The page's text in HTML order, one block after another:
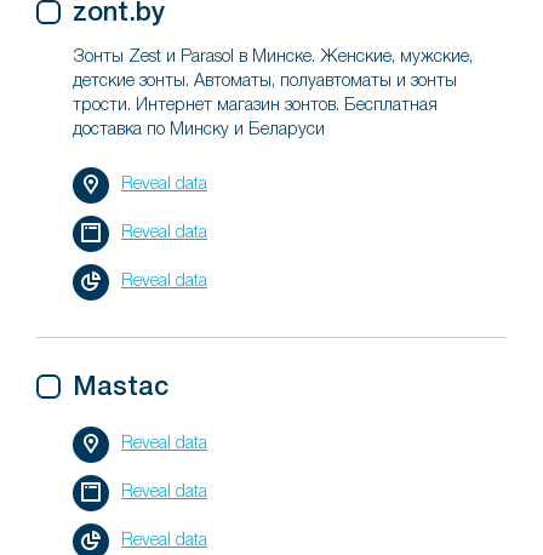
zont.by
Зонты Zest и Parasol в Минске. Женские, мужские,
детские зонты. Автоматы, полуавтоматы и зонты
трости. Интернет магазин зонтов. Бесплатная
доставка по Минску и Беларуси
Reveal data
Reveal data
Reveal data
Mastac
Reveal data
Reveal data
Reveal data